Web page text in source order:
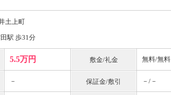
土上町
駅 歩31分
5.5万円 敷金/礼金 無料/無料
－ 保証金/敷引 －/－